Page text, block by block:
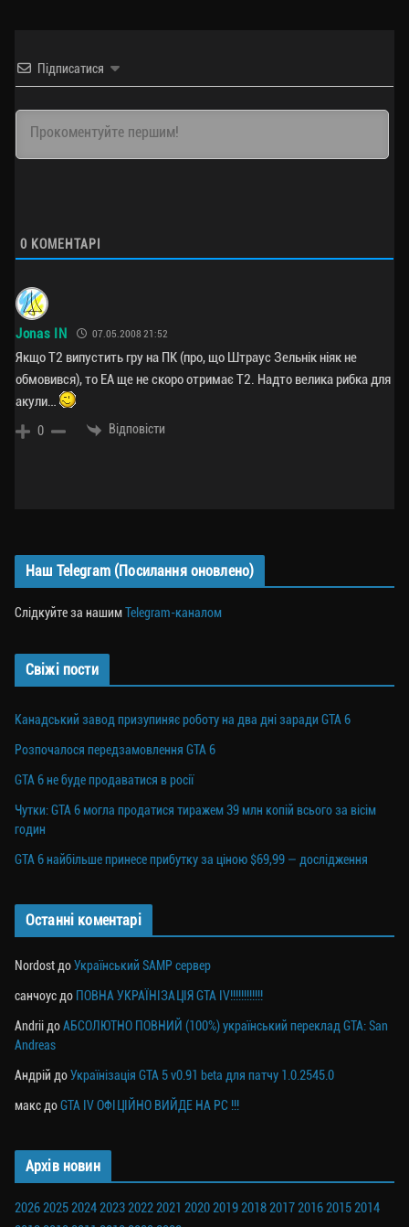
Підписатися
0 КОМЕНТАРІ
Jonas IN 07.05.2008 21:52
Якщо Т2 випустить гру на ПК (про, що Штраус Зельнік ніяк не
обмовився), то ЕА ще не скоро отримає Т2. Надто велика рибка для
акули…
0 Відповісти
Наш Telegram (Посилання оновлено)
Слідкуйте за нашимTelegram-каналом
Свіжі пости
Канадський завод призупиняє роботу на два дні заради GTA 6
Розпочалося передзамовлення GTA 6
GTA 6 не буде продаватися в росії
Чутки: GTA 6 могла продатися тиражем 39 млн копій всього за вісім
годин
GTA 6 найбільше принесе прибутку за ціною $69,99 — дослідження
Останні коментарі
Nordost доУкраїнський SAMP сервер
санчоус до ПОВНА УКРАЇНІЗАЦІЯ GTA IV!!!!!!!!!!!!
Andrii доАБСОЛЮТНО ПОВНИЙ (100%) український переклад GTA: San
Andreas
Андрій доУкраїнізація GTA 5 v0.91 beta для патчу 1.0.2545.0
макс доGTA IV ОФІЦІЙНО ВИЙДЕ НА PC !!!
Архів новин
202620252024202320222021 2020201920182017201620152014